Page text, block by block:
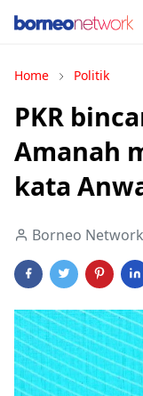
Home Politik
PKR
Amanah
kata
Borneo Network